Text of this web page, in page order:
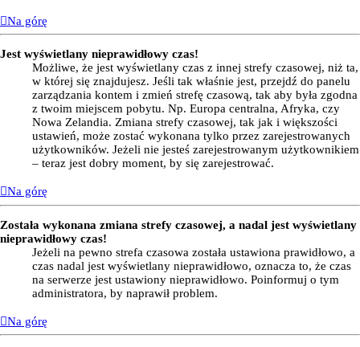
Na górę
Jest wyświetlany nieprawidłowy czas!
Możliwe, że jest wyświetlany czas z innej strefy czasowej, niż ta,
w której się znajdujesz. Jeśli tak właśnie jest, przejdź do panelu
zarządzania kontem i zmień strefę czasową, tak aby była zgodna
z twoim miejscem pobytu. Np. Europa centralna, Afryka, czy
Nowa Zelandia. Zmiana strefy czasowej, tak jak i większości
ustawień, może zostać wykonana tylko przez zarejestrowanych
użytkowników. Jeżeli nie jesteś zarejestrowanym użytkownikiem
– teraz jest dobry moment, by się zarejestrować.
Na górę
Została wykonana zmiana strefy czasowej, a nadal jest wyświetlany
nieprawidłowy czas!
Jeżeli na pewno strefa czasowa została ustawiona prawidłowo, a
czas nadal jest wyświetlany nieprawidłowo, oznacza to, że czas
na serwerze jest ustawiony nieprawidłowo. Poinformuj o tym
administratora, by naprawił problem.
Na górę